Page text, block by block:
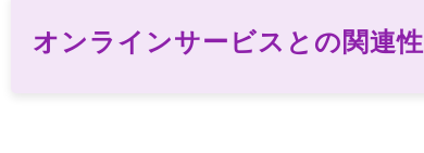
オンラインサービスとの関連性